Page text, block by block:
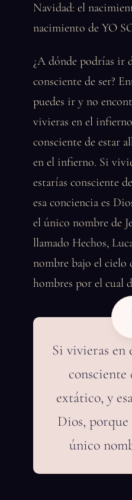
Navidad: el
nacimiento de YO
¿A dónde podrías ir
consciente de ser?
puedes ir y no
vivieras en el
consciente de estar
en el infierno. Si
estarías consciente
esa conciencia es
el único nombre de
llamado Hechos,
nombre bajo el cielo
hombres por el cual
Si vivieras en
consciente
extático, y
Dios,
único